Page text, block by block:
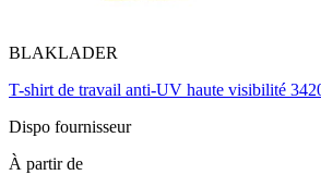
BLAKLADER
T-shirt de travail anti-UV haute visibilité
Dispo fournisseur
À partir de